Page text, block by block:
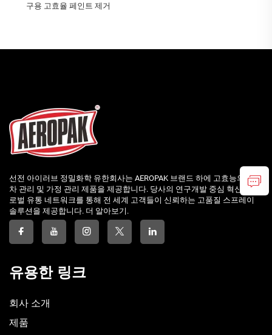
구용 고효율 페인트 제거
선전 아이러브 정밀화학 유한회사는 AEROPAK 브랜드 하에 고효능의 자동
차 관리 및 가정 관리 제품을 제공합니다. 당사의 연구개발 중심 혁신과 글
로벌 유통 네트워크를 통해 전 세계 고객들이 신뢰하는 고품질 스프레이
솔루션을 제공합니다. 더 알아보기.
유용한 링크
회사 소개
제품